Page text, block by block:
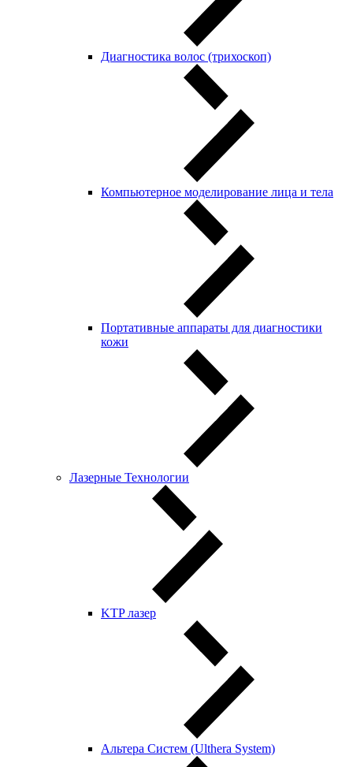
Диагностика волос (трихоскоп)
Компьютерное моделирование лица и тела
Портативные аппараты для диагностики
кожи
Лазерные Технологии
KTP лазер
Альтера Систем (Ulthera System)